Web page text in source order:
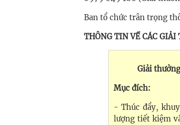
Ban tổ chức trân trọng
THÔNG TIN VỀ CÁC GIẢI
Giải
Mục đích:
- Thúc đẩy,
lượng tiết kiệm